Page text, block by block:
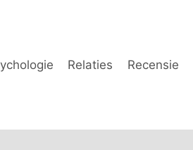
Relaties Recensie